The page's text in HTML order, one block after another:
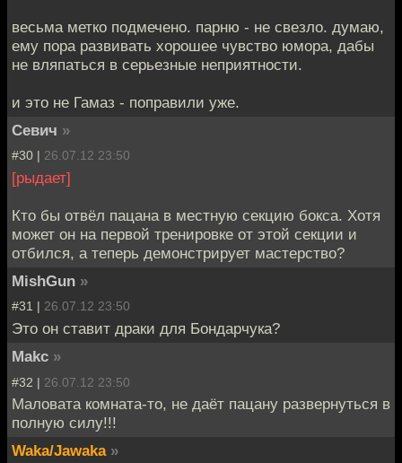
весьма метко подмечено. парню - не свезло. думаю,
ему пора развивать хорошее чувство юмора, дабы
не вляпаться в серьезные неприятности.
и это не Гамаз - поправили уже.
Севич »
#30 | 26.07.12 23:50
[рыдает]
Кто бы отвёл пацана в местную секцию бокса. Хотя
может он на первой тренировке от этой секции и
отбился, а теперь демонстрирует мастерство?
MishGun »
#31 | 26.07.12 23:50
Это он ставит драки для Бондарчука?
Makc »
#32 | 26.07.12 23:50
Маловата комната-то, не даёт пацану развернуться в
полную силу!!!
Waka/Jawaka »